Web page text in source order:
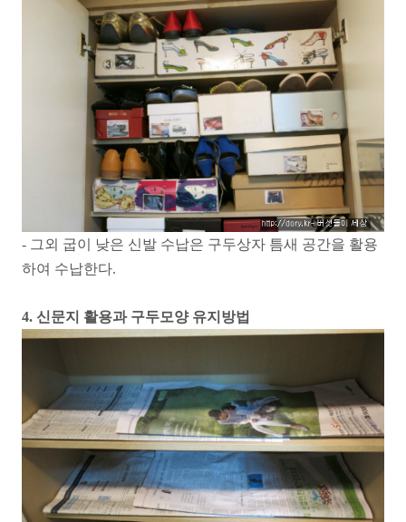
- 그외 굽이 낮은 신발 수납은 구두상자 틈새 공간을 활용
하여 수납한다.
4. 신문지 활용과 구두모양 유지방법